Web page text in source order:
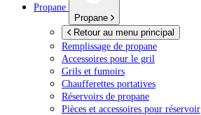
Propane
Propane
Retour au menu principal
Remplissage de propane
Accessoires pour le gril
Grils et fumoirs
Chaufferettes portatives
Réservoirs de propane
Pièces et accessoires pour réservoir